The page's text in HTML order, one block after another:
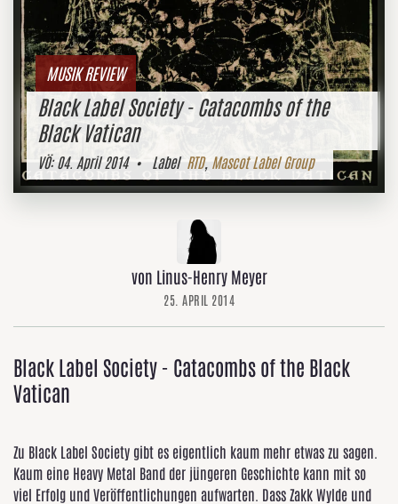
MUSIK REVIEW
Black Label Society - Catacombs of the
Black Vatican
VÖ:04. April 2014• Label RTD, Mascot Label Group
von Linus-Henry Meyer
25. APRIL 2014
Black Label Society - Catacombs of the Black
Vatican
Zu Black Label Society gibt es eigentlich kaum mehr etwas zu sagen.
Kaum eine Heavy Metal Band der jüngeren Geschichte kann mit so
viel Erfolg und Veröffentlichungen aufwarten. Dass Zakk Wylde und